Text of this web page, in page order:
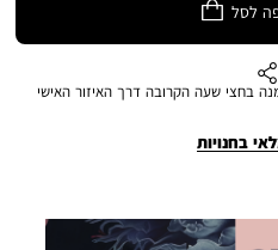
לסל
בחצי שעה הקרובה דרך האיזור האישי
בחנויות